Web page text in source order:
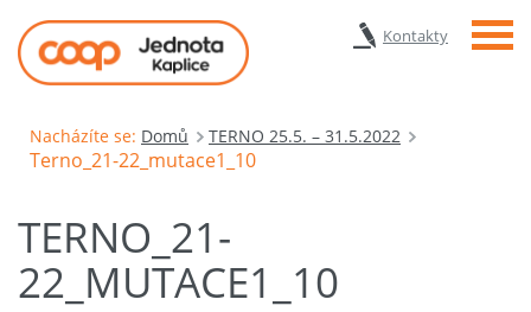
Kontakty Menu
Nacházíte se: Domů TERNO 25.5. – 31.5.2022
Terno_21-22_mutace1_10
TERNO_21-
22_MUTACE1_10